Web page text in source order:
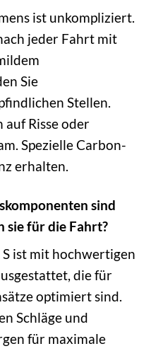
ist unkompliziert.
jeder Fahrt mit
Sie
Stellen.
auf Risse oder
Spezielle Carbon-
erhalten.
sind
sie für die Fahrt?
ist mit hochwertigen
die für
optimiert sind.
Schläge und
für maximale